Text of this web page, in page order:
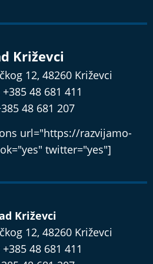
Križevci
12, 48260 Križevci
48 681 411
48 681 207
url="https://razvijamo-
twitter="yes"]
Križevci
12, 48260 Križevci
48 681 411